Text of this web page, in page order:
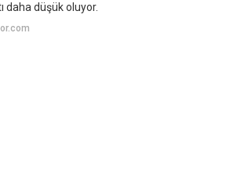
daha düşük oluyor.